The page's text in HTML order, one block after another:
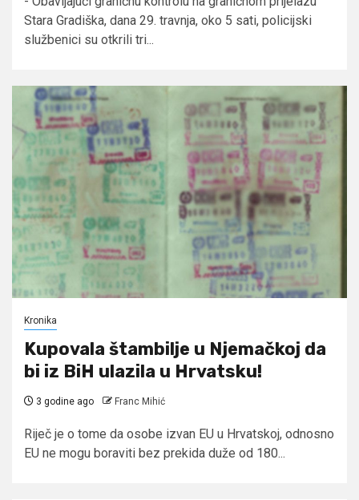
Stara Gradiška, dana 29. travnja, oko 5 sati, policijski
službenici su otkrili tri...
Kronika
Kupovala štambilje u Njemačkoj da
bi iz BiH ulazila u Hrvatsku!
3 godine ago Franc Mihić
Riječ je o tome da osobe izvan EU u Hrvatskoj, odnosno
EU ne mogu boraviti bez prekida duže od 180...